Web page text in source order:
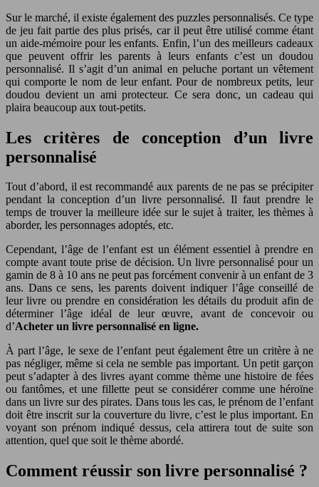
Sur le marché, il existe également des puzzles personnalisés. Ce type
de jeu fait partie des plus prisés, car il peut être utilisé comme étant
un aide-mémoire pour les enfants. Enfin, l’un des meilleurs cadeaux
que peuvent offrir les parents à leurs enfants c’est un doudou
personnalisé. Il s’agit d’un animal en peluche portant un vêtement
qui comporte le nom de leur enfant. Pour de nombreux petits, leur
doudou devient un ami protecteur. Ce sera donc, un cadeau qui
plaira beaucoup aux tout-petits.
Les critères de conception d’un livre
personnalisé
Tout d’abord, il est recommandé aux parents de ne pas se précipiter
pendant la conception d’un livre personnalisé. Il faut prendre le
temps de trouver la meilleure idée sur le sujet à traiter, les thèmes à
aborder, les personnages adoptés, etc.
Cependant, l’âge de l’enfant est un élément essentiel à prendre en
compte avant toute prise de décision. Un livre personnalisé pour un
gamin de 8 à 10 ans ne peut pas forcément convenir à un enfant de 3
ans. Dans ce sens, les parents doivent indiquer l’âge conseillé de
leur livre ou prendre en considération les détails du produit afin de
déterminer l’âge idéal de leur œuvre, avant de concevoir ou
d’Acheter un livre personnalisé en ligne.
À part l’âge, le sexe de l’enfant peut également être un critère à ne
pas négliger, même si cela ne semble pas important. Un petit garçon
peut s’adapter à des livres ayant comme thème une histoire de fées
ou fantômes, et une fillette peut se considérer comme une héroïne
dans un livre sur des pirates. Dans tous les cas, le prénom de l’enfant
doit être inscrit sur la couverture du livre, c’est le plus important. En
voyant son prénom indiqué dessus, cela attirera tout de suite son
attention, quel que soit le thème abordé.
Comment réussir son livre personnalisé ?